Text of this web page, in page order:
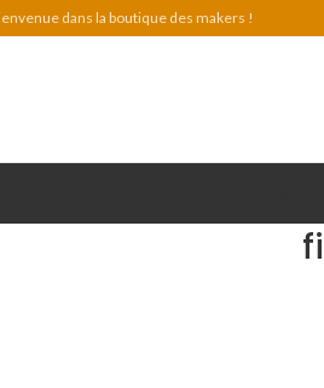
dans la boutique des makers !